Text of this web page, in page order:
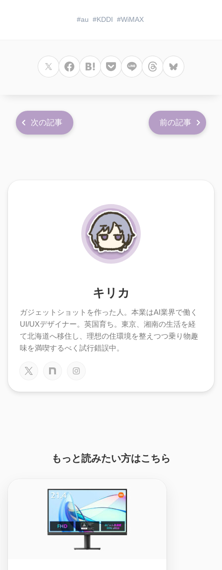
au KDDI WiMAX
次の記事 前の記事
キリカ
ガジェットショットを作った人。本業はAI業界で働く
UI/UXデザイナー。英国育ち。東京、湘南の生活を経
て北海道へ移住し、理想の住環境を整えつつ乗り物趣
味を満喫するべく試行錯誤中。
もっと読みたい方はこちら